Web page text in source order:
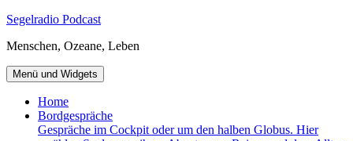
Zum
springen
Segelradio Podcast
Menschen, Ozeane, Leben
Menü und Widgets
Home
Bordgespräche
Gespräche im Cockpit oder um den halben Globus. Hier